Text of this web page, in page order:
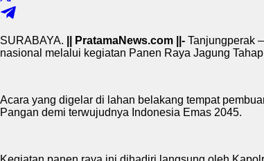
SURABAYA. || PratamaNews.com ||- Tanjungperak
nasional melalui kegiatan Panen Raya Jagung
Acara yang digelar di lahan belakang tempat
Pangan demi terwujudnya Indonesia Emas 2045.